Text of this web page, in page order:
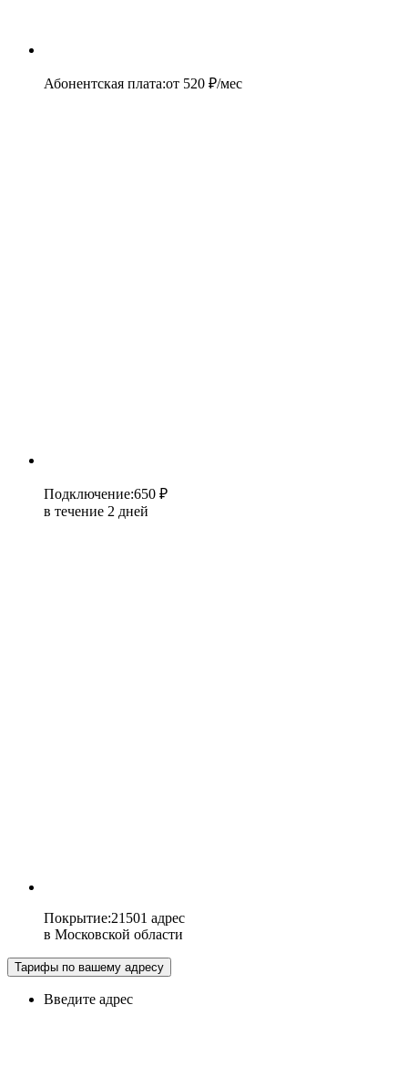
Абонентская плата:от 520 ₽/мес
Подключение:650 ₽
в течение 2 дней
Покрытие:21501 адрес
в Московской области
Тарифы по вашему адресу
Введите адрес